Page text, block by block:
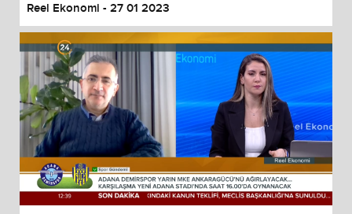
Reel Ekonomi - 27 01 2023